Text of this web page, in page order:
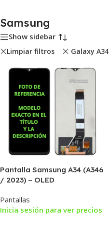
Samsung
Show sidebar
Limpiar filtros Galaxy A34
Pantalla Samsung A34 (A346
/ 2023) – OLED
Pantallas
Inicia sesión para ver precios